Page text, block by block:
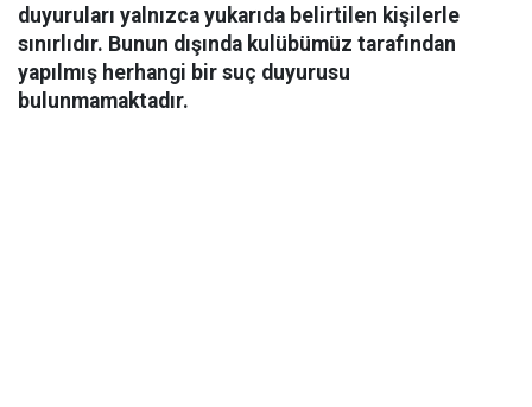
duyuruları yalnızca yukarıda belirtilen kişilerle
sınırlıdır. Bunun dışında kulübümüz tarafından
yapılmış herhangi bir suç duyurusu
bulunmamaktadır.